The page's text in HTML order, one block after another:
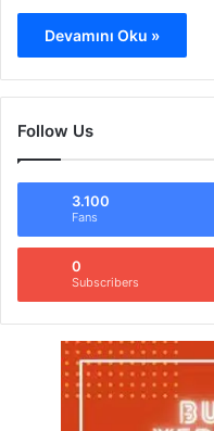
Devamını Oku »
Follow Us
3.100
Fans
0
Subscribers